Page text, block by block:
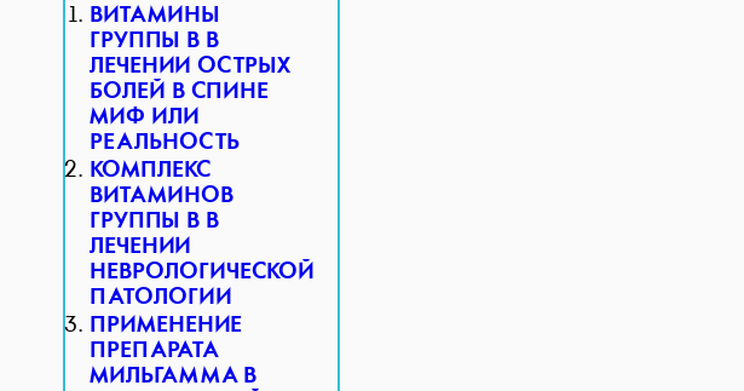
ВИТАМИНЫ
ГРУППЫ В В
ЛЕЧЕНИИ ОСТРЫХ
БОЛЕЙ В СПИНЕ
МИФ ИЛИ
РЕАЛЬНОСТЬ
КОМПЛЕКС
ВИТАМИНОВ
ГРУППЫ В В
ЛЕЧЕНИИ
НЕВРОЛОГИЧЕСКОЙ
ПАТОЛОГИИ
ПРИМЕНЕНИЕ
ПРЕПАРАТА
МИЛЬГАММА В